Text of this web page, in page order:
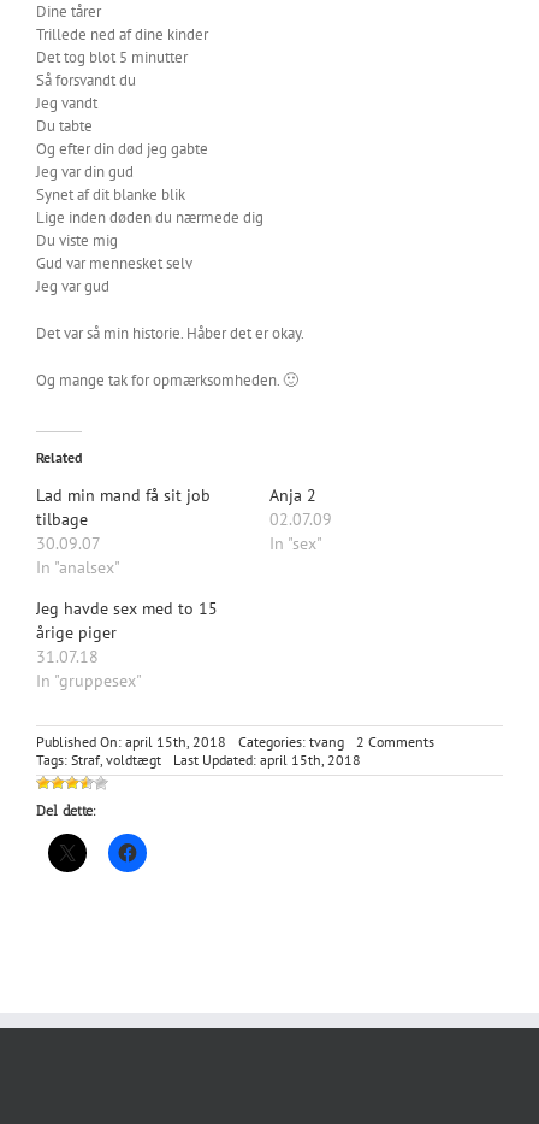
Dine tårer
Trillede ned af dine kinder
Det tog blot 5 minutter
Så forsvandt du
Jeg vandt
Du tabte
Og efter din død jeg gabte
Jeg var din gud
Synet af dit blanke blik
Lige inden døden du nærmede dig
Du viste mig
Gud var mennesket selv
Jeg var gud
Det var så min historie. Håber det er okay.
Og mange tak for opmærksomheden. 🙂
Related
Lad min mand få sit job
tilbage
30.09.07
In "analsex"
Anja 2
02.07.09
In "sex"
Jeg havde sex med to 15
årige piger
31.07.18
In "gruppesex"
Published On: april 15th, 2018 Categories: tvang 2 Commentson
bliver
Tags: Straf, voldtægt Last Updated: april 15th, 2018
Del dette: